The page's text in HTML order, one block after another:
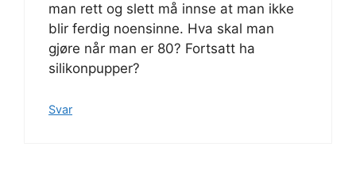
man rett og slett må innse at man ikke
blir ferdig noensinne. Hva skal man
gjøre når man er 80? Fortsatt ha
silikonpupper?
Svar